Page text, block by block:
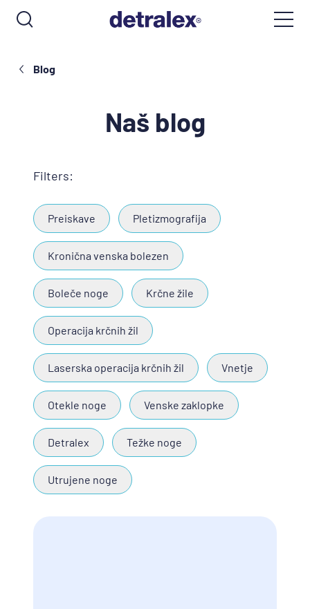
Blog
Naš blog
Filters:
Preiskave Pletizmografija
Kronična venska bolezen
Boleče noge Krčne žile
Operacija krčnih žil
Laserska operacija krčnih žil Vnetje
Otekle noge Venske zaklopke
Detralex Težke noge
Utrujene noge